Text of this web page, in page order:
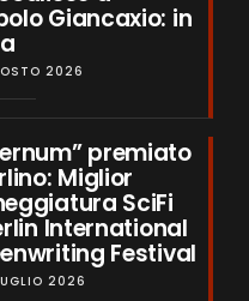
Giancaxio: in
2026
premiato
Miglior
SciFi
International
Festival
2026